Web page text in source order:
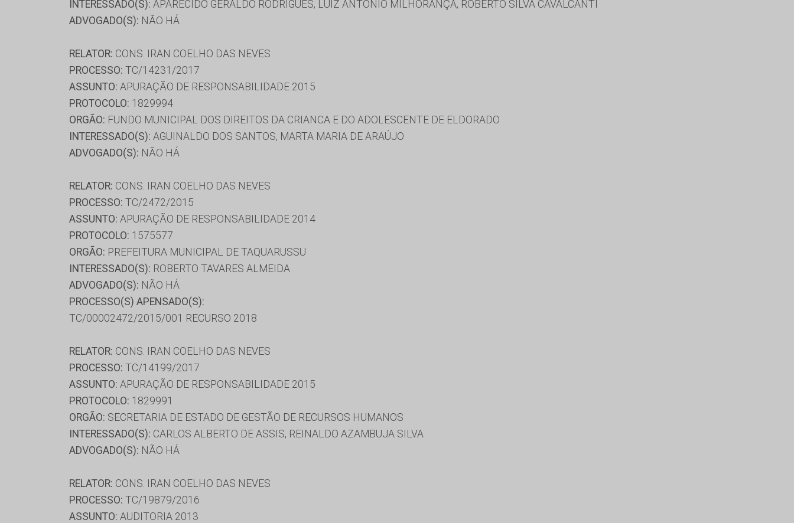
INTERESSADO(S): APARECIDO GERALDO RODRIGUES, LUIZ ANTONIO MILHORANÇA, ROBERTO SILVA CAVALCANTI
ADVOGADO(S): NÃO HÁ
RELATOR: CONS. IRAN COELHO DAS NEVES
PROCESSO: TC/14231/2017
ASSUNTO: APURAÇÃO DE RESPONSABILIDADE 2015
PROTOCOLO: 1829994
ORGÃO: FUNDO MUNICIPAL DOS DIREITOS DA CRIANCA E DO ADOLESCENTE DE ELDORADO
INTERESSADO(S): AGUINALDO DOS SANTOS, MARTA MARIA DE ARAÚJO
ADVOGADO(S): NÃO HÁ
RELATOR: CONS. IRAN COELHO DAS NEVES
PROCESSO: TC/2472/2015
ASSUNTO: APURAÇÃO DE RESPONSABILIDADE 2014
PROTOCOLO: 1575577
ORGÃO: PREFEITURA MUNICIPAL DE TAQUARUSSU
INTERESSADO(S): ROBERTO TAVARES ALMEIDA
ADVOGADO(S): NÃO HÁ
PROCESSO(S) APENSADO(S):
TC/00002472/2015/001 RECURSO 2018
RELATOR: CONS. IRAN COELHO DAS NEVES
PROCESSO: TC/14199/2017
ASSUNTO: APURAÇÃO DE RESPONSABILIDADE 2015
PROTOCOLO: 1829991
ORGÃO: SECRETARIA DE ESTADO DE GESTÃO DE RECURSOS HUMANOS
INTERESSADO(S): CARLOS ALBERTO DE ASSIS, REINALDO AZAMBUJA SILVA
ADVOGADO(S): NÃO HÁ
RELATOR: CONS. IRAN COELHO DAS NEVES
PROCESSO: TC/19879/2016
ASSUNTO: AUDITORIA 2013